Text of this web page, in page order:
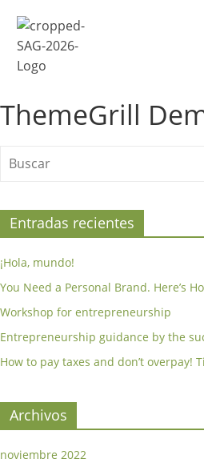
ThemeGrill
Entradas recientes
¡Hola, mundo!
You Need a Personal Brand. Here’s
Workshop for entrepreneurship
Entrepreneurship guidance by the
How to pay taxes and don’t overpay!
Archivos
noviembre 2022